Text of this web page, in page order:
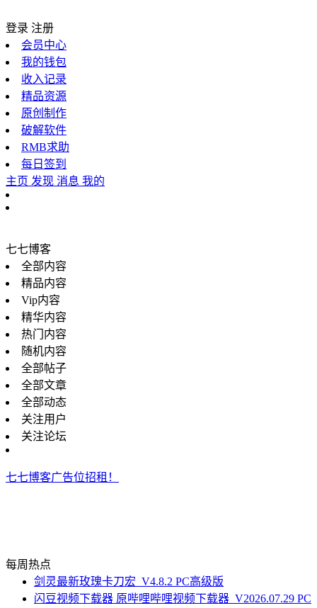
登录 注册
会员中心
我的钱包
收入记录
精品资源
原创制作
破解软件
RMB求助
每日签到
主页 发现 消息 我的
七七博客
全部内容
精品内容
Vip内容
精华内容
热门内容
随机内容
全部帖子
全部文章
全部动态
关注用户
关注论坛
七七博客广告位招租！
每周热点
剑灵最新玫瑰卡刀宏_V4.8.2 PC高级版
闪豆视频下载器 原哔哩哔哩视频下载器_V2026.07.29 PC